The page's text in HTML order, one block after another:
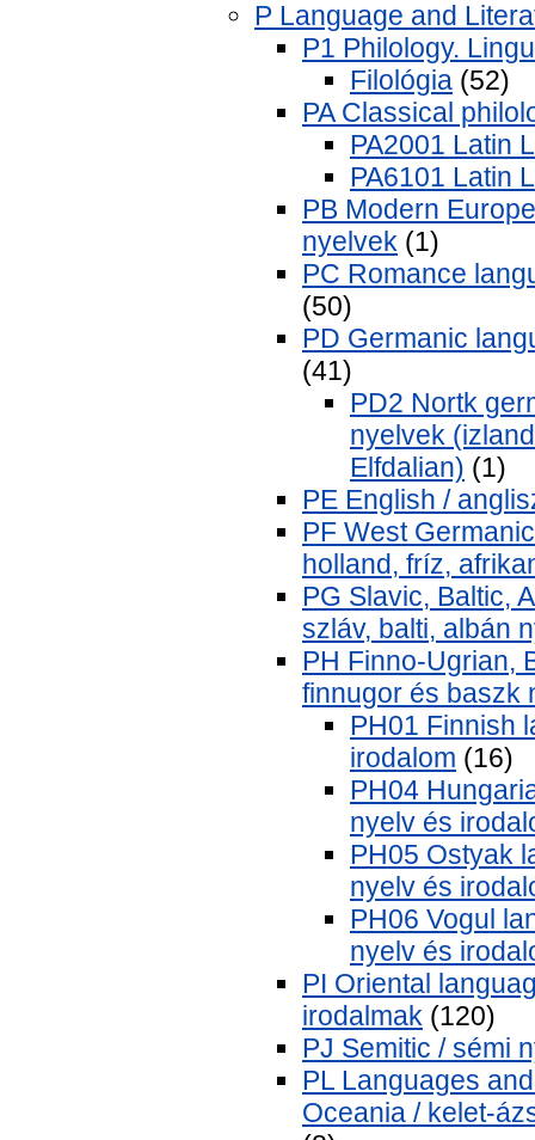
P Language and
P1 Philology.
Filológia (52)
PA Classical
PA2001 Latin
PA6101 Latin
PB Modern
nyelvek (1)
PC Romance
(50)
PD Germanic
(41)
PD2 Nortk
nyelvek
Elfdalian) (1)
PE English /
PF West
holland, fríz,
PG Slavic, Baltic,
szláv, balti, albán
PH Finno-Ugrian,
finnugor és baszk
PH01 Finnish
irodalom (16)
PH04
nyelv és
PH05 Ostyak
nyelv és
PH06 Vogul
nyelv és
PI Oriental
irodalmak (120)
PJ Semitic / sémi
PL Languages
Oceania / kelet-